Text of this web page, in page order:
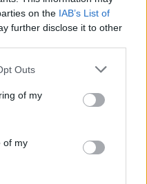
on the IAB’s List of
further disclose it to other
uses one or more Google
You may click to
its third-party tags to
purposes in below Google
Outs
of my
of my
1